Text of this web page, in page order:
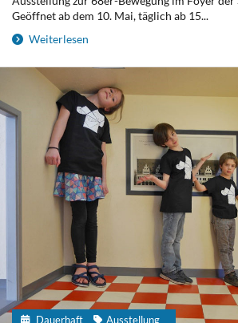
Geöffnet ab dem 10. Mai, täglich ab 15...
Weiterlesen
Dauerhaft
Ausstellung